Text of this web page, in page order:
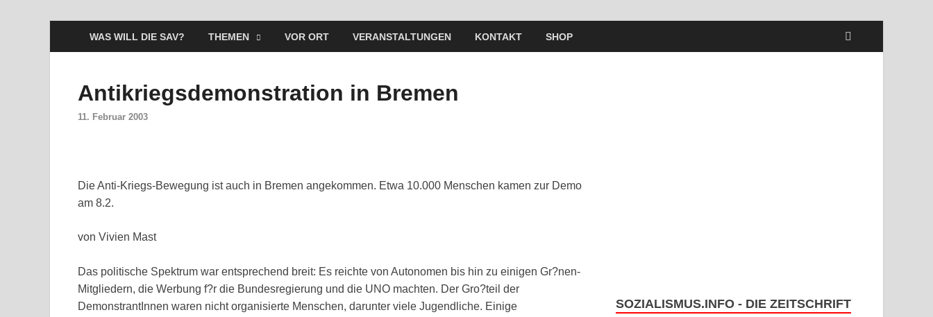
WAS WILL DIE SAV? THEMEN VOR ORT VERANSTALTUNGEN KONTAKT SHOP
Antikriegsdemonstration in Bremen
11. Februar 2003
Die Anti-Kriegs-Bewegung ist auch in Bremen angekommen. Etwa 10.000 Menschen kamen zur Demo
am 8.2.
von Vivien Mast
Das politische Spektrum war entsprechend breit: Es reichte von Autonomen bis hin zu einigen Gr?nen-
Mitgliedern, die Werbung f?r die Bundesregierung und die UNO machten. Der Gro?teil der
DemonstrantInnen waren nicht organisierte Menschen, darunter viele Jugendliche. Einige
SOZIALISMUS.INFO - DIE ZEITSCHRIFT